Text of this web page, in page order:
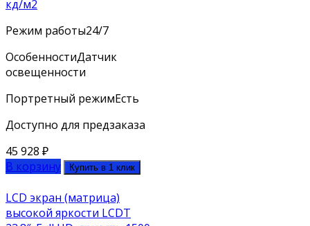
кд/м2
Режим работы24/7
ОсобенностиДатчик
освещенности
Портретный режимЕсть
Доступно для предзаказа
45 928 ₽
В корзину
Купить в 1 клик
LCD экран (матрица)
высокой яркости LCDT